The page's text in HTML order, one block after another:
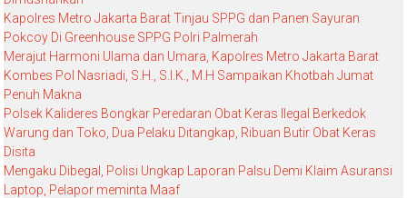
Kapolres Metro Jakarta Barat Tinjau SPPG dan Panen Sayuran
Pokcoy Di Greenhouse SPPG Polri Palmerah
Merajut Harmoni Ulama dan Umara, Kapolres Metro Jakarta Barat
Kombes Pol Nasriadi, S.H., S.I.K., M.H Sampaikan Khotbah Jumat
Penuh Makna
Polsek Kalideres Bongkar Peredaran Obat Keras Ilegal Berkedok
Warung dan Toko, Dua Pelaku Ditangkap, Ribuan Butir Obat Keras
Disita
Mengaku Dibegal, Polisi Ungkap Laporan Palsu Demi Klaim Asuransi
Laptop, Pelapor meminta Maaf